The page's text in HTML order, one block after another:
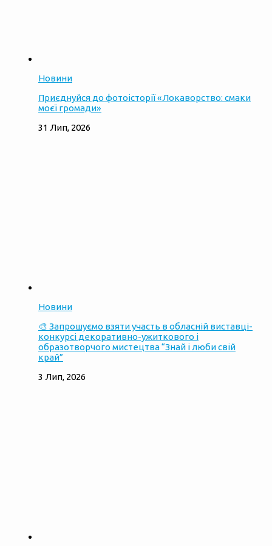
Новини
Приєднуйся до фотоісторії «Локаворство: смаки
моєї громади»
31 Лип, 2026
Новини
🎨 Запрошуємо взяти участь в обласній виставці-
конкурсі декоративно-ужиткового і
образотворчого мистецтва “Знай і люби свій
край”
3 Лип, 2026